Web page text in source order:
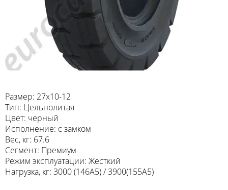
Размер: 27x10-12
Тип: Цельнолитая
Цвет: черный
Исполнение: с замком
Вес, кг: 67.6
Сегмент: Премиум
Режим эксплуатации: Жесткий
Нагрузка, кг: 3000 (146A5) / 3900(155A5)